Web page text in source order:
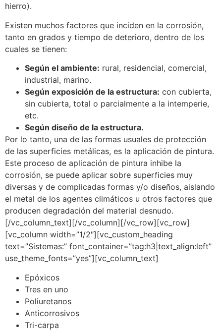
hierro).
Existen muchos factores que inciden en la corrosión,
tanto en grados y tiempo de deterioro, dentro de los
cuales se tienen:
Según el ambiente: rural, residencial, comercial,
industrial, marino.
Según exposición de la estructura: con cubierta,
sin cubierta, total o parcialmente a la intemperie,
etc.
Según diseño de la estructura.
Por lo tanto, una de las formas usuales de protección
de las superficies metálicas, es la aplicación de pintura.
Este proceso de aplicación de pintura inhibe la
corrosión, se puede aplicar sobre superficies muy
diversas y de complicadas formas y/o diseños, aislando
el metal de los agentes climáticos u otros factores que
producen degradación del material desnudo.
[/vc_column_text][/vc_column][/vc_row][vc_row]
[vc_column width=”1/2″][vc_custom_heading
text=”Sistemas:” font_container=”tag:h3|text_align:left”
use_theme_fonts=”yes”][vc_column_text]
Epóxicos
Tres en uno
Poliuretanos
Anticorrosivos
Tri-carpa